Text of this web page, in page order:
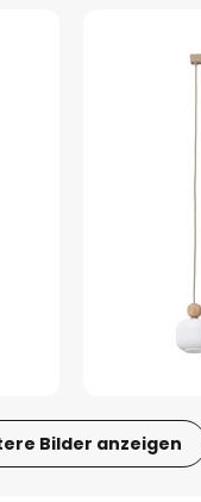
Bilder anzeigen